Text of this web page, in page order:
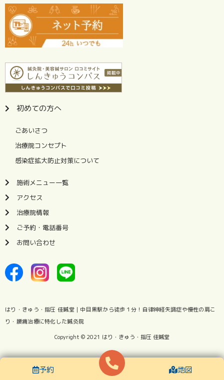
初めての方へ
ごあいさつ
治療院コンセプト
感染症拡大防止対策について
施術メニュー一覧
アクセス
治療院情報
ご予約・電話番号
お問い合わせ
はり・きゅう・指圧 佳鍼堂｜中目黒駅から徒歩１分！自律神経失調症や慢性の肩こ
り・腰痛治療に特化した鍼灸院
Copyright © 2021 はり・きゅう・指圧 佳鍼堂
予約 地図